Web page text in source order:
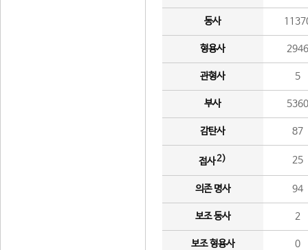
동사
형용사 2946
관형사 5
부사 5360
감탄사 87
접사2) 25
의존 명사 94
보조 동사 2
보조 형용사 0